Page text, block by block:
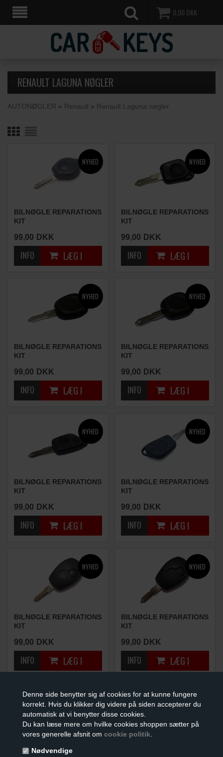
Denne side benytter sig af cookies for at kunne fungere
korrekt. Hvis du klikker dig videre på siden accepterer du
automatisk at vi benytter disse cookies.
Du kan læse mere om hvilke cookies shoppen sætter på
vores generelle afsnit om cookie politik.
Nødvendige
0,00 DKK
RENAULT LAGUNA NØGLER
AUTONØGLER » Renault » Renault Laguna nøgler
BILNØGLE REPARATIONS
KIT
99,00 DKK
BILNØGLE REPARATIONS
KIT
99,00 DKK
BILNØGLE REPARATIONS
KIT
99,00 DKK
BILNØGLE REPARATIONS
KIT
99,00 DKK
BILNØGLE REPARATIONS
KIT
99,00 DKK
BILNØGLE REPARATIONS
KIT
99,00 DKK
BILNØGLE REPARATIONS
KIT
99,00 DKK
BILNØGLE REPARATIONS
KIT
99,00 DKK
BILNØGLE REPARATIONS